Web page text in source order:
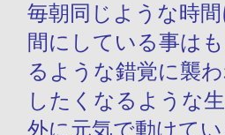
毎朝同じような時
間にしている事は
るような錯覚に襲
したくなるような
外に元気で動けて